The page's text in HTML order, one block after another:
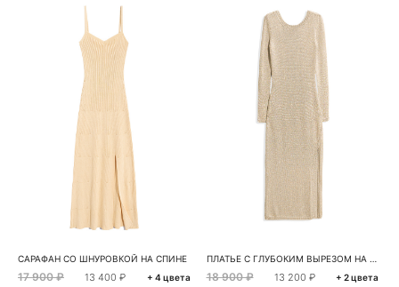
САРАФАН СО ШНУРОВКОЙ НА СПИНЕ
17 900 ₽ 13 400 ₽ + 4 цвета
ПЛАТЬЕ С ГЛУБОКИМ ВЫРЕЗОМ НА СПИНЕ
18 900 ₽ 13 200 ₽ + 2 цвета